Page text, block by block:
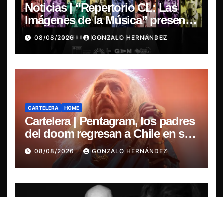
Noticias | “Repertorio CL: Las
Imágenes de la Música” presenta
la esencia del nuevo sonido
nacional
08/08/2026 GONZALO HERNÁNDEZ
CARTELERA HOME
Cartelera | Pentagram, los padres
del doom regresan a Chile en su
última misa
08/08/2026 GONZALO HERNÁNDEZ